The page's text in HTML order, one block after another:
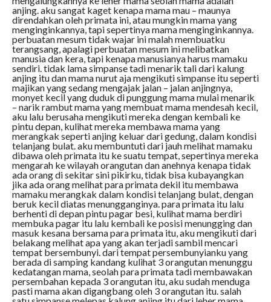
anjing. aku sangat kaget kenapa mama mau – maunya
direndahkan oleh primata ini, atau mungkin mama yang
menginginkannya, tapi sepertinya mama menginginkannya.
perbuatan mesum tidak wajar ini malah membuatku
terangsang, apalagi perbuatan mesum ini melibatkan
manusia dan kera, tapi kenapa manusianya harus mamaku
sendiri. tidak lama simpanse tadi menarik tali dari kalung
anjing itu dan mama nurut aja mengikuti simpanse itu seperti
majikan yang sedang mengajak jalan – jalan anjingnya,
monyet kecil yang duduk di punggung mama mulai menarik
– narik rambut mama yang membuat mama mendesah kecil,
aku lalu berusaha mengikuti mereka dengan kembali ke
pintu depan, kulihat mereka membawa mama yang
merangkak seperti anjing keluar dari gedung, dalam kondisi
telanjang bulat. aku membuntuti dari jauh melihat mamaku
dibawa oleh primata itu ke suatu tempat, sepertinya mereka
mengarah ke wilayah orangutan dan anehnya kenapa tidak
ada orang di sekitar sini pikirku, tidak bisa kubayangkan
jika ada orang melihat para primata dekil itu membawa
mamaku merangkak dalam kondisi telanjang bulat, dengan
beruk kecil diatas menungganginya. para primata itu lalu
berhenti di depan pintu pagar besi, kulihat mama berdiri
membuka pagar itu lalu kembali ke posisi menungging dan
masuk kesana bersama para primata itu, aku mengikuti dari
belakang melihat apa yang akan terjadi sambil mencari
tempat bersembunyi. dari tempat persembunyianku yang
berada di samping kandang kulihat 3 orangutan menunggu
kedatangan mama, seolah para primata tadi membawakan
persembahan kepada 3 orangutan itu, aku sudah menduga
pasti mama akan digangbang oleh 3 orangutan itu. salah